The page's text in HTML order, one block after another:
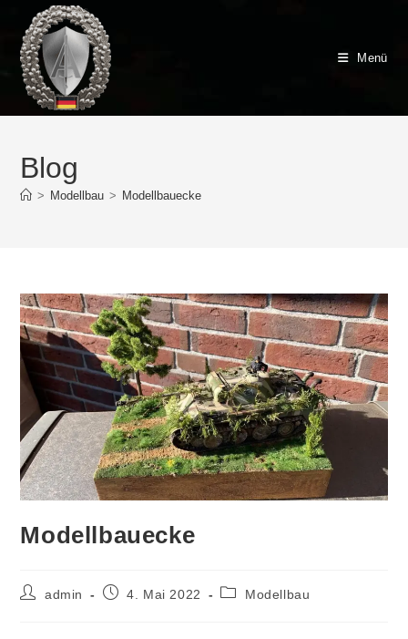
Inhalt
springen
Menü
Blog
> Modellbau > Modellbauecke
Modellbauecke
Beitrags-
admin
Beitrag4. Mai 2022
Beitrags-
Modellbau